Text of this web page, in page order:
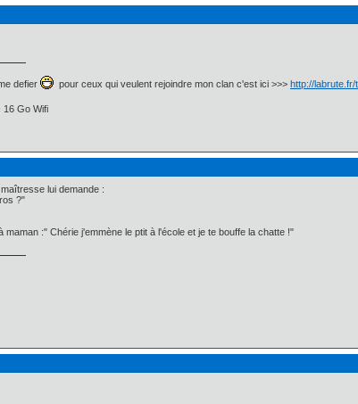
defier pour ceux qui veulent rejoindre mon clan c'est ici >>> http://labrute.fr/
16 Go Wifi
lui demande :
?"
maman :" Chérie j'emmène le ptit à l'école et je te bouffe la chatte !"